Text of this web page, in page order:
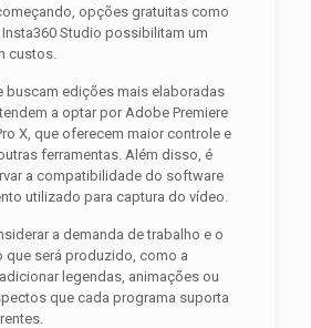
opções gratuitas como
Insta360 Studio possibilitam um
custos.
buscam edições mais elaboradas
a optar por Adobe Premiere
X, que oferecem maior controle e
ferramentas. Além disso, é
a compatibilidade do software
utilizado para captura do vídeo.
a demanda de trabalho e o
será produzido, como a
legendas, animações ou
que cada programa suporta